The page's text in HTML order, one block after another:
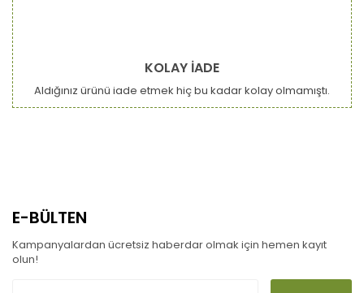
Gönder
KOLAY İADE
Aldığınız ürünü iade etmek hiç bu kadar kolay olmamıştı.
E-BÜLTEN
Kampanyalardan ücretsiz haberdar olmak için hemen kayıt
olun!